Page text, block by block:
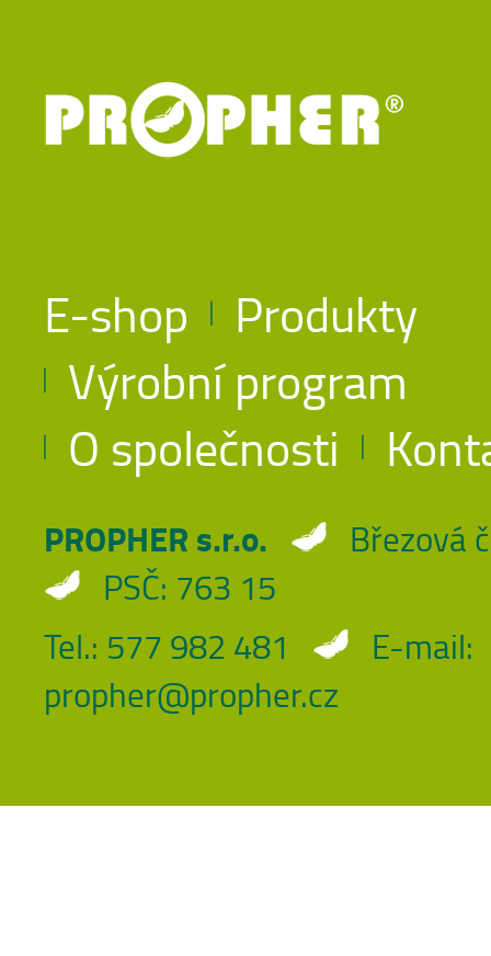
E-shop
Produkty
Výrobní program
O společnosti
PROPHER s.r.o.
Březová
PSČ: 763 15
Tel.: 577 982 481
E-mail:
propher@propher.cz